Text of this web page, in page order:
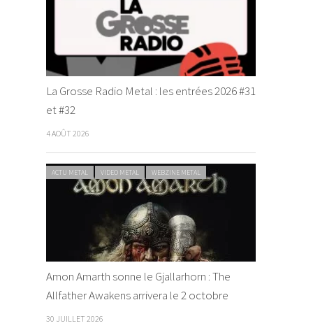
La Grosse Radio Metal : les entrées 2026 #31
et #32
4 AOÛT 2026
ACTU METAL VIDEO METAL WEBZINE METAL
Amon Amarth sonne le Gjallarhorn : The
Allfather Awakens arrivera le 2 octobre
30 JUILLET 2026